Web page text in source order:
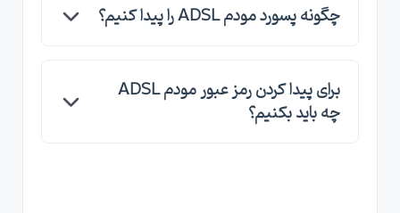
چگونه پسورد مودم ADSL را پیدا کنیم؟
بصورت پیشفرض قرار نداده باشید ، اولین راهکار
برای پیدا کردن رمز عبور مودم ADSL
چه باید بکنیم؟